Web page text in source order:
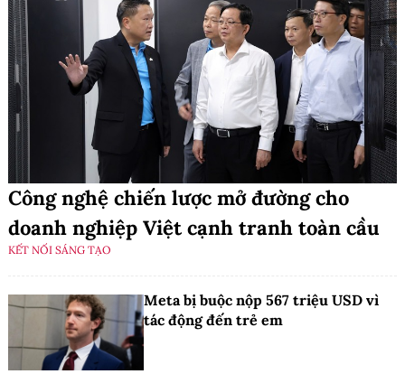
Công nghệ chiến lược mở đường cho
doanh nghiệp Việt cạnh tranh toàn cầu
KẾT NỐI SÁNG TẠO
Meta bị buộc nộp 567 triệu USD vì
tác động đến trẻ em